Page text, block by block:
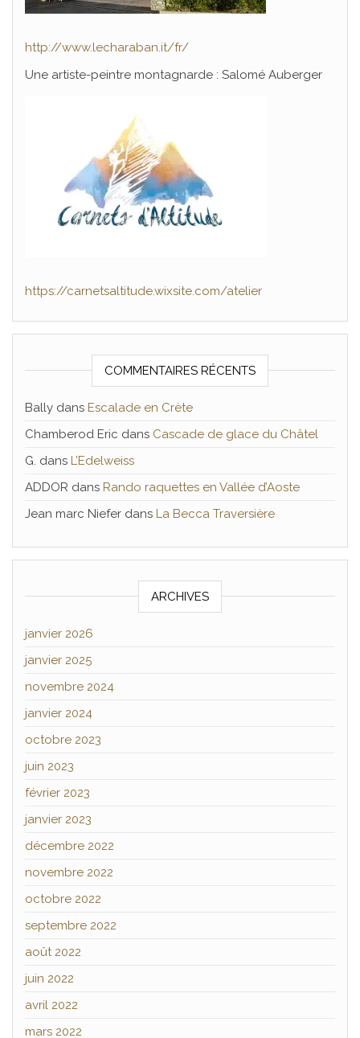
http://www.lecharaban.it/fr/
Une artiste-peintre montagnarde : Salomé Auberger
https://carnetsaltitude.wixsite.com/atelier
COMMENTAIRES RÉCENTS
Bally dans Escalade en Crète
Chamberod Eric dans Cascade de glace du Châtel
G. dans L’Edelweiss
ADDOR dans Rando raquettes en Vallée d’Aoste
Jean marc Niefer dans La Becca Traversière
ARCHIVES
janvier 2026
janvier 2025
novembre 2024
janvier 2024
octobre 2023
juin 2023
février 2023
janvier 2023
décembre 2022
novembre 2022
octobre 2022
septembre 2022
août 2022
juin 2022
avril 2022
mars 2022